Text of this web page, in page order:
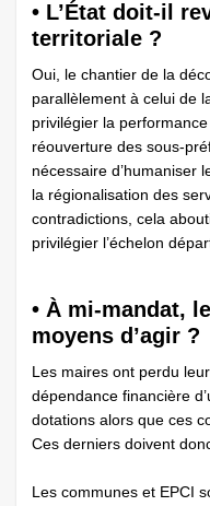
• L’État doit-il
territoriale ?
Oui, le chantier de la
parallèlement à celui de
privilégier la
réouverture des sous-
nécessaire d’humaniser
la régionalisation des
contradictions, cela
privilégier l’échelon
• À mi-mandat,
moyens d’agir ?
Les maires ont perdu
dépendance financière
dotations alors que ces
Ces derniers doivent
Les communes et EPCI